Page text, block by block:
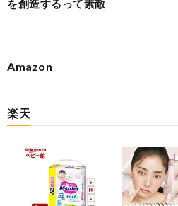
を創造するって素敵
Amazon
楽天